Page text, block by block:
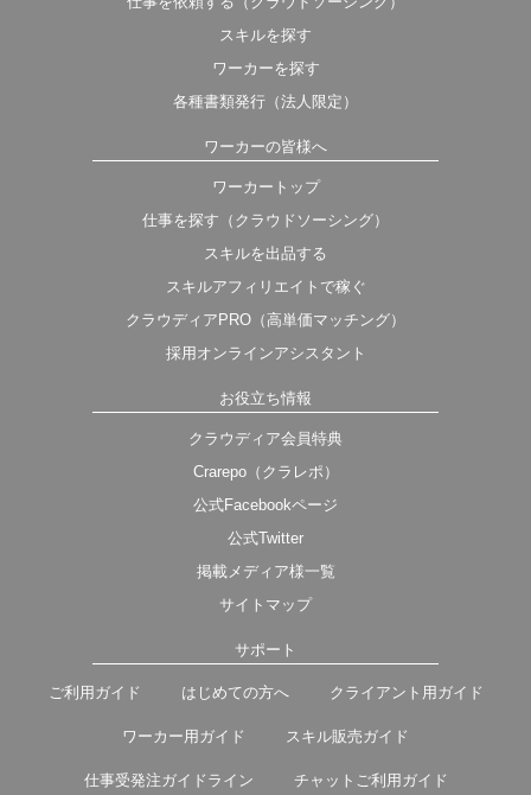
スキルを探す
ワーカーを探す
各種書類発行（法人限定）
ワーカーの皆様へ
ワーカートップ
仕事を探す（クラウドソーシング）
スキルを出品する
スキルアフィリエイトで稼ぐ
クラウディアPRO（高単価マッチング）
採用オンラインアシスタント
お役立ち情報
クラウディア会員特典
Crarepo（クラレポ）
公式Facebookページ
公式Twitter
掲載メディア様一覧
サイトマップ
サポート
ご利用ガイド はじめての方へ クライアント用ガイド
ワーカー用ガイド スキル販売ガイド
仕事受発注ガイドライン チャットご利用ガイド